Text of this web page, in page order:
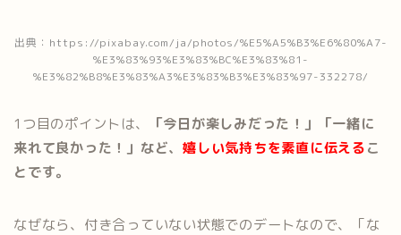
出典：https://pixabay.com/ja/photos/%E5%A5%B3%E6%80%A7-
%E3%83%93%E3%83%BC%E3%83%81-
%E3%82%B8%E3%83%A3%E3%83%B3%E3%83%97-332278/
1つ目のポイントは、
「今日が楽しみだった！」「一緒に
来れて良かった！」など、嬉しい気持ちを素直に伝えるこ
とです。
なぜなら、付き合っていない状態でのデートなので、「な